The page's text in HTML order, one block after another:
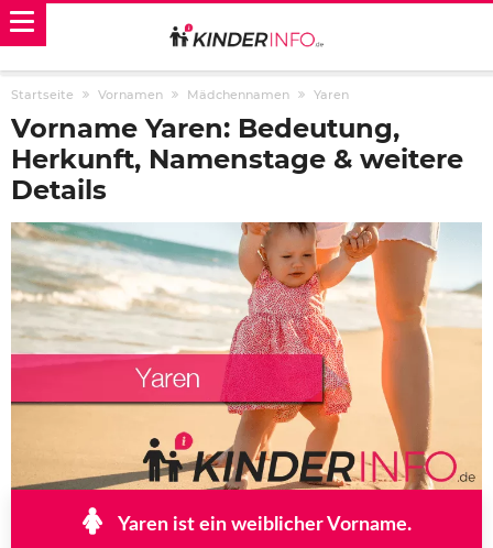
Startseite Vornamen Mädchennamen Yaren
Vorname Yaren: Bedeutung,
Herkunft, Namenstage & weitere
Details
Yaren ist ein weiblicher Vorname.